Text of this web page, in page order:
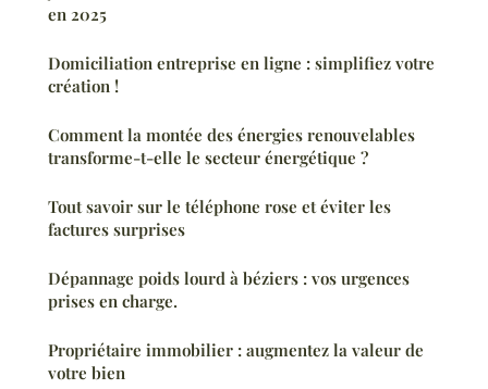
en 2025
Domiciliation entreprise en ligne : simplifiez votre
création !
Comment la montée des énergies renouvelables
transforme-t-elle le secteur énergétique ?
Tout savoir sur le téléphone rose et éviter les
factures surprises
Dépannage poids lourd à béziers : vos urgences
prises en charge.
Propriétaire immobilier : augmentez la valeur de
votre bien